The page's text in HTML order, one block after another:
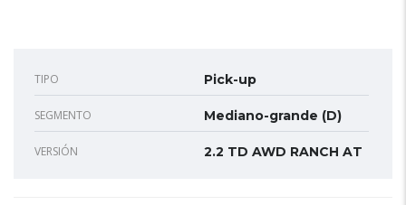
TIPO Pick-up
SEGMENTO Mediano-grande (D)
VERSIÓN 2.2 TD AWD RANCH AT